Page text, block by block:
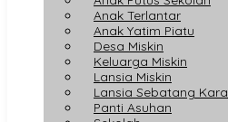
Anak Terlantar
Anak Yatim Piatu
Desa Miskin
Keluarga Miskin
Lansia Miskin
Lansia Sebatang Kara
Panti Asuhan